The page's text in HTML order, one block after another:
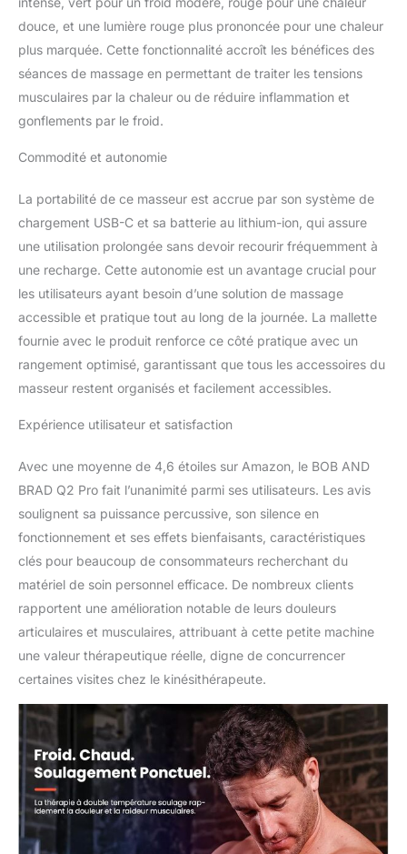
une force de 15kg
(35lbs) sans caler. Cette
puissance brute permet
profonds, surpassant
largement les capacités
devenant le choix
privilégié pour soulager
instantanément les
raideurs après une
journée de bureau ou
lors de vos
déplacements, sans
jamais faire de
compromis sur la
performance du
massage. Batterie Qualité
Rapide : Doté d'une
qualité automobile, cet
appareil de massage
offre une longévité
accrue et une puissance
constante. Il se recharge
en 1,5h-2h via USB-C
avec un chargeur rapide
adaptateur standard).
Toujours opérationnel, il
garantit une autonomie
fiable et durable pour
une utilisation
quotidienne exempte de
contraintes. Silencieux
(40dB) & Polyvalence
Totale : Fonctionnant
sous 40dB, le moteur
assure une utilisation
confortable qui ne
dérange pas votre
douce, et une lumière rouge plus prononcée pour une chaleur
plus marquée. Cette fonctionnalité accroît les bénéfices des
séances de massage en permettant de traiter les tensions
musculaires par la chaleur ou de réduire inflammation et
gonflements par le froid.
Commodité et autonomie
La portabilité de ce masseur est accrue par son système de
chargement USB-C et sa batterie au lithium-ion, qui assure
une utilisation prolongée sans devoir recourir fréquemment à
une recharge. Cette autonomie est un avantage crucial pour
les utilisateurs ayant besoin d’une solution de massage
accessible et pratique tout au long de la journée. La mallette
fournie avec le produit renforce ce côté pratique avec un
rangement optimisé, garantissant que tous les accessoires du
masseur restent organisés et facilement accessibles.
Expérience utilisateur et satisfaction
Avec une moyenne de 4,6 étoiles sur Amazon, le BOB AND
BRAD Q2 Pro fait l’unanimité parmi ses utilisateurs. Les avis
soulignent sa puissance percussive, son silence en
fonctionnement et ses effets bienfaisants, caractéristiques
clés pour beaucoup de consommateurs recherchant du
matériel de soin personnel efficace. De nombreux clients
rapportent une amélioration notable de leurs douleurs
articulaires et musculaires, attribuant à cette petite machine
une valeur thérapeutique réelle, digne de concurrencer
certaines visites chez le kinésithérapeute.